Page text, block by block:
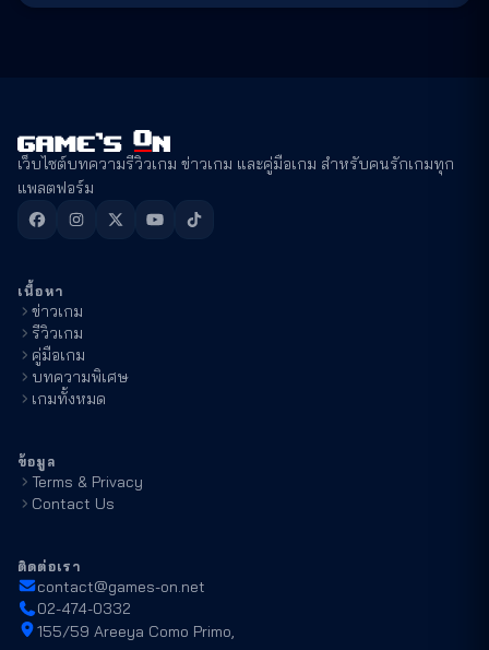
เว็บไซต์บทความรีวิวเกม ข่าวเกม และคู่มือเกม สำหรับคนรักเกมทุก
แพลตฟอร์ม
เนื้อหา
ข่าวเกม
รีวิวเกม
คู่มือเกม
บทความพิเศษ
เกมทั้งหมด
ข้อมูล
Terms & Privacy
Contact Us
ติดต่อเรา
contact@games-on.net
02-474-0332
155/59 Areeya Como Primo,